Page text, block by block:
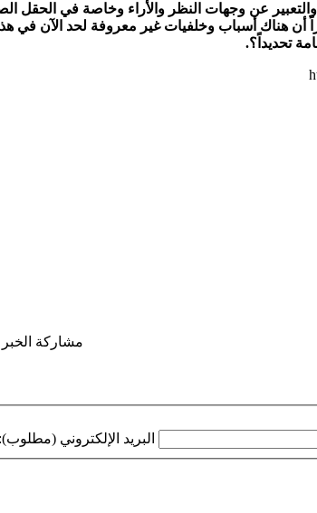
عن وجهات النظر والأراء وخاصة في
أن هناك أسباب وخلفيات غير معروفة لحد الآن في
تحديداً؟.
مشاركة
البريد الإلكتروني (مطلوب):